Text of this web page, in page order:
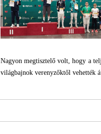
Nagyon megtisztelő volt, hogy a
világbajnok verenyzőktől vehették